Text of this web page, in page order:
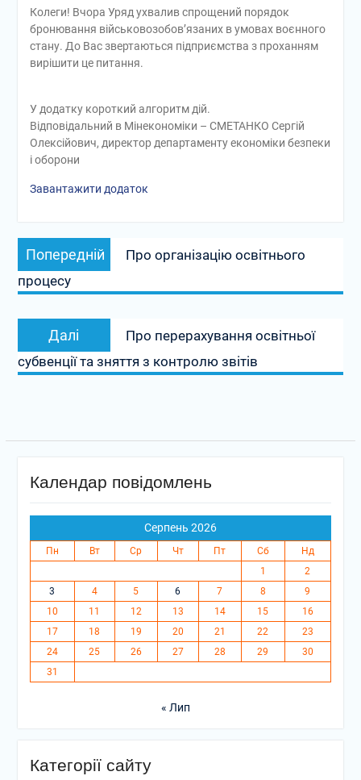
Колеги! Вчора Уряд ухвалив спрощений порядок
бронювання військовозобов’язаних в умовах воєнного
стану. До Вас звертаються підприємства з проханням
вирішити це питання.
У додатку короткий алгоритм дій.
Відповідальний в Мінекономіки – СМЕТАНКО Сергій
Олексійович, директор департаменту економіки безпеки
і оборони
Завантажити додаток
Навігація
записів
Попередній
запис:
Про організацію освітнього
процесу
Далі
запис:
Про перерахування освітньої
субвенції та зняття з контролю звітів
Календар повідомлень
Серпень 2026
Пн Вт Ср Чт Пт Сб
Нд
1
2
3
4 5 6 7 8
9
10
11 12 13 14 15
16
17
18 19 20 21 22
23
24
25 26 27 28 29
30
31
« Лип
Категорії сайту